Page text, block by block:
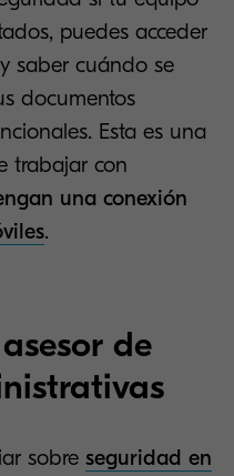
puedes acceder
saber cuándo se
documentos
Esta es una
trabajar con
una conexión
.
de
sobre seguridad en